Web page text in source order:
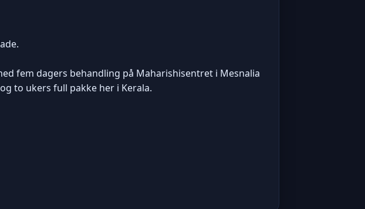
fem dagers behandling på Maharishisentret i Mesnalia
to ukers full pakke her i Kerala.